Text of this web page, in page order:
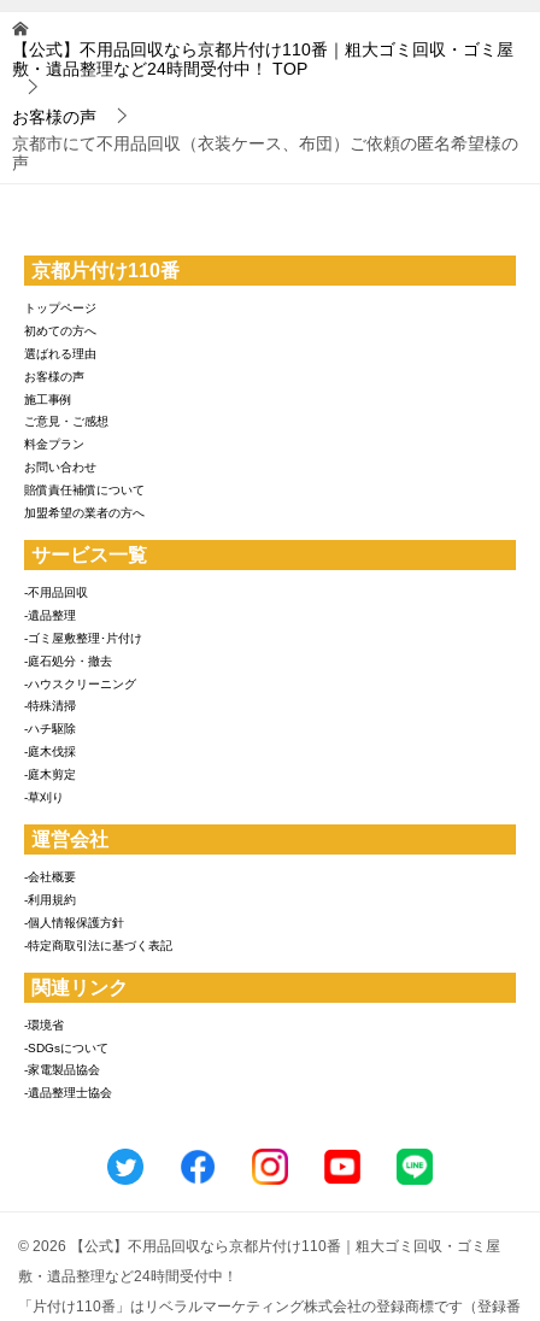
【公式】不用品回収なら京都片付け110番｜粗大ゴミ回収・ゴミ屋
敷・遺品整理など24時間受付中！
TOP
お客様の声
京都市にて不用品回収（衣装ケース、布団）ご依頼の匿名希望様の
声
京都片付け110番
トップページ
初めての方へ
選ばれる理由
お客様の声
施工事例
ご意見・ご感想
料金プラン
お問い合わせ
賠償責任補償について
加盟希望の業者の方へ
サービス一覧
-不用品回収
-遺品整理
-ゴミ屋敷整理･片付け
-庭石処分・撤去
-ハウスクリーニング
-特殊清掃
-ハチ駆除
-庭木伐採
-庭木剪定
-草刈り
運営会社
-会社概要
-利用規約
-個人情報保護方針
-特定商取引法に基づく表記
関連リンク
-環境省
-SDGsについて
-家電製品協会
-遺品整理士協会
© 2026 【公式】不用品回収なら京都片付け110番｜粗大ゴミ回収・ゴミ屋
敷・遺品整理など24時間受付中！
「片付け110番」はリベラルマーケティング株式会社の登録商標です（登録番